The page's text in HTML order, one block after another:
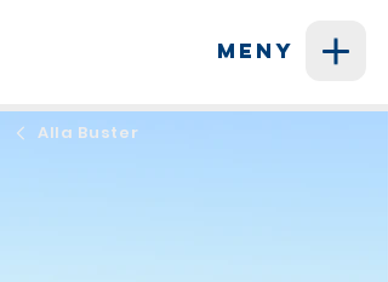
MENY
Alla Buster